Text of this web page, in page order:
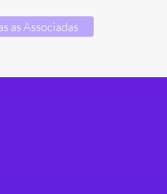
as Associadas